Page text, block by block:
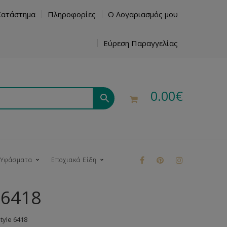
Πληροφορίες Ο Λογαριασμός μου
Εύρεση Παραγγελίας
0.00€
Εποχιακά Είδη
6418